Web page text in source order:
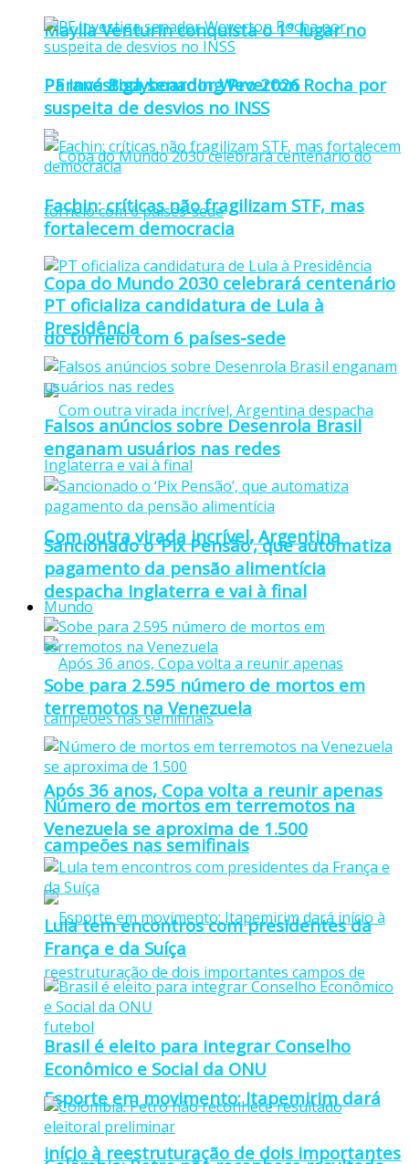
Maylla Venturin conquista o 1º lugar no
Paraná Bodyboarding Pro 2026
Copa do Mundo 2030 celebrará centenário
do torneio com 6 países-sede
Com outra virada incrível, Argentina
despacha Inglaterra e vai à final
Após 36 anos, Copa volta a reunir apenas
campeões nas semifinais
Esporte em movimento: Itapemirim dará
início à reestruturação de dois importantes
PF investiga senador Weverton Rocha por
suspeita de desvios no INSS
Fachin: críticas não fragilizam STF, mas
fortalecem democracia
PT oficializa candidatura de Lula à
Presidência
Falsos anúncios sobre Desenrola Brasil
enganam usuários nas redes
Sancionado o ‘Pix Pensão’, que automatiza
pagamento da pensão alimentícia
Mundo
Sobe para 2.595 número de mortos em
terremotos na Venezuela
Número de mortos em terremotos na
Venezuela se aproxima de 1.500
Lula tem encontros com presidentes da
França e da Suíça
Brasil é eleito para integrar Conselho
Econômico e Social da ONU